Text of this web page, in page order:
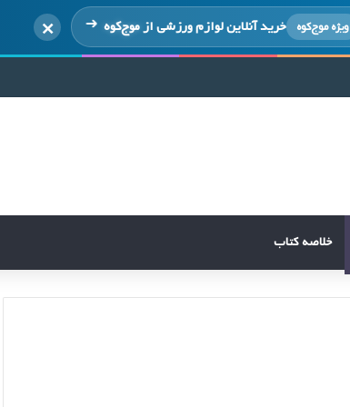
ویژه موج‌کوه خرید آنلاین لوازم ورزشی ازموج‌کوه ×
خلاصه کتاب